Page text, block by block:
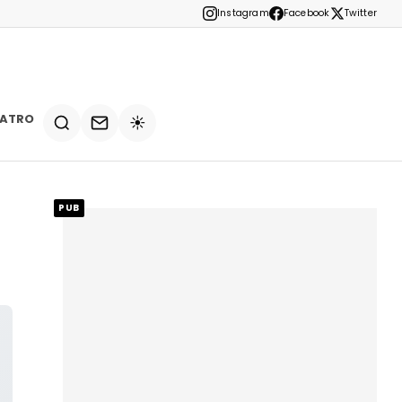
Instagram Facebook Twitter
☀️
PUB